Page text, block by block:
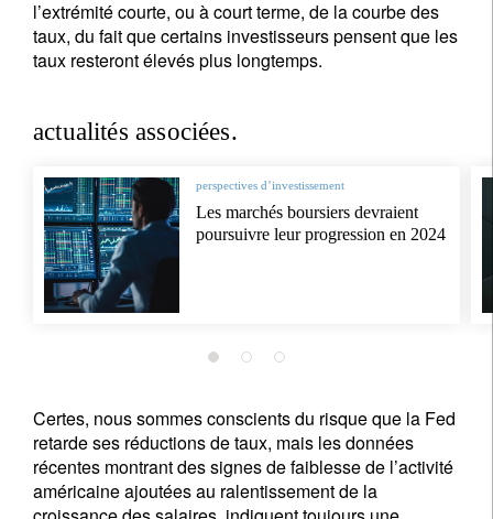
l’extrémité courte, ou à court terme, de la courbe des
taux, du fait que certains investisseurs pensent que les
taux resteront élevés plus longtemps.
actualités associées.
perspectives d’investissement
Les marchés boursiers devraient
poursuivre leur progression en 2024
Certes, nous sommes conscients du risque que la Fed
retarde ses réductions de taux, mais les données
récentes montrant des signes de faiblesse de l’activité
américaine ajoutées au ralentissement de la